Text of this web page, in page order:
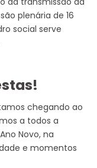
plenária de 16
social serve
chegando ao
a todos a
Novo, na
e momentos